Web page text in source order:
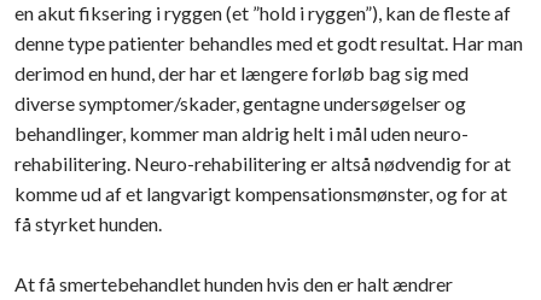
en akut fiksering i ryggen (et ”hold i ryggen”), kan de fleste af
denne type patienter behandles med et godt resultat. Har man
derimod en hund, der har et længere forløb bag sig med
diverse symptomer/skader, gentagne undersøgelser og
behandlinger, kommer man aldrig helt i mål uden neuro-
rehabilitering. Neuro-rehabilitering er altså nødvendig for at
komme ud af et langvarigt kompensationsmønster, og for at
få styrket hunden.​
At få smertebehandlet hunden hvis den er halt ændrer